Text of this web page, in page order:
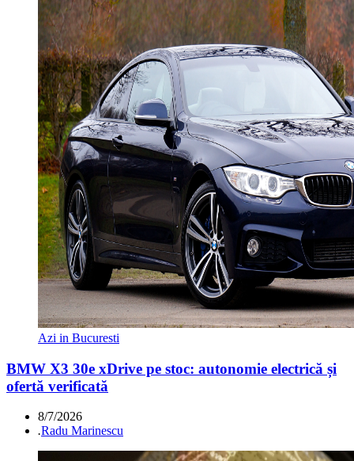
Azi in Bucuresti
BMW X3 30e xDrive pe stoc: autonomie electrică și
ofertă verificată
8/7/2026
.Radu Marinescu